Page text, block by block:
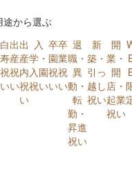
途から選ぶ
白
寿
祝
い
出
産
祝
い
出
産
内
祝
い
入
学・
入園
祝い
卒
園
祝
い
卒
業
祝
い
退
職・
異
動・
転
勤・
昇進
祝い
新
築・
引っ
越し
祝い
開
業・
開
店・
起業
祝い